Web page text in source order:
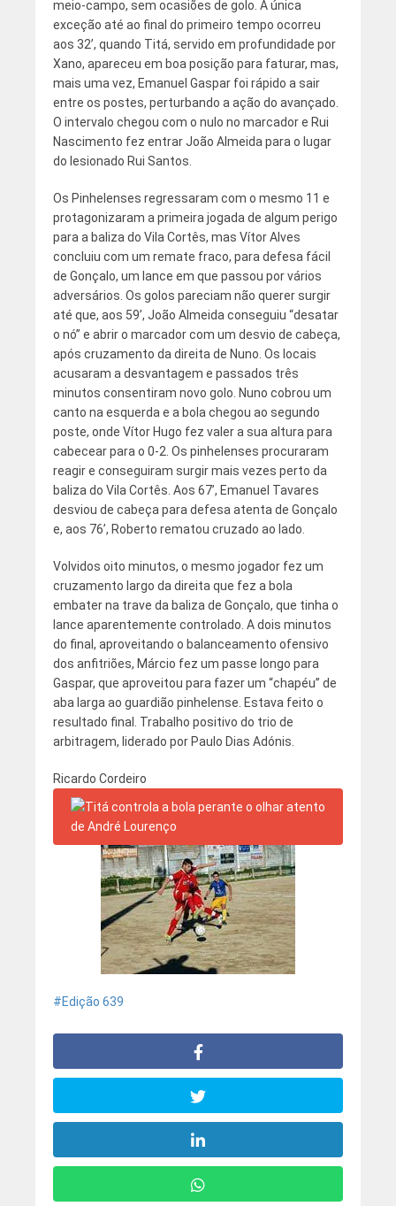
meio-campo, sem ocasiões de golo. A única
exceção até ao final do primeiro tempo ocorreu
aos 32’, quando Titá, servido em profundidade por
Xano, apareceu em boa posição para faturar, mas,
mais uma vez, Emanuel Gaspar foi rápido a sair
entre os postes, perturbando a ação do avançado.
O intervalo chegou com o nulo no marcador e Rui
Nascimento fez entrar João Almeida para o lugar
do lesionado Rui Santos.
Os Pinhelenses regressaram com o mesmo 11 e
protagonizaram a primeira jogada de algum perigo
para a baliza do Vila Cortês, mas Vítor Alves
concluiu com um remate fraco, para defesa fácil
de Gonçalo, um lance em que passou por vários
adversários. Os golos pareciam não querer surgir
até que, aos 59’, João Almeida conseguiu “desatar
o nó” e abrir o marcador com um desvio de cabeça,
após cruzamento da direita de Nuno. Os locais
acusaram a desvantagem e passados três
minutos consentiram novo golo. Nuno cobrou um
canto na esquerda e a bola chegou ao segundo
poste, onde Vítor Hugo fez valer a sua altura para
cabecear para o 0-2. Os pinhelenses procuraram
reagir e conseguiram surgir mais vezes perto da
baliza do Vila Cortês. Aos 67’, Emanuel Tavares
desviou de cabeça para defesa atenta de Gonçalo
e, aos 76’, Roberto rematou cruzado ao lado.
Volvidos oito minutos, o mesmo jogador fez um
cruzamento largo da direita que fez a bola
embater na trave da baliza de Gonçalo, que tinha o
lance aparentemente controlado. A dois minutos
do final, aproveitando o balanceamento ofensivo
dos anfitriões, Márcio fez um passe longo para
Gaspar, que aproveitou para fazer um “chapéu” de
aba larga ao guardião pinhelense. Estava feito o
resultado final. Trabalho positivo do trio de
arbitragem, liderado por Paulo Dias Adónis.
Ricardo Cordeiro
Edição 639